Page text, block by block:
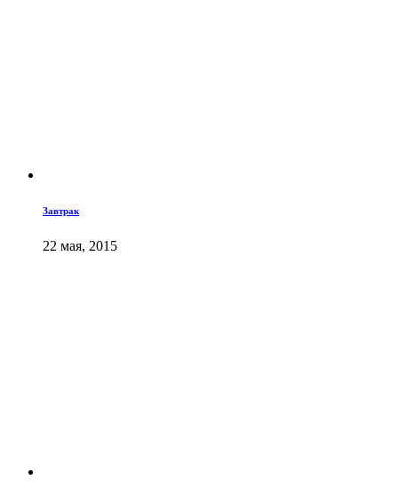
Завтрак
22 мая, 2015